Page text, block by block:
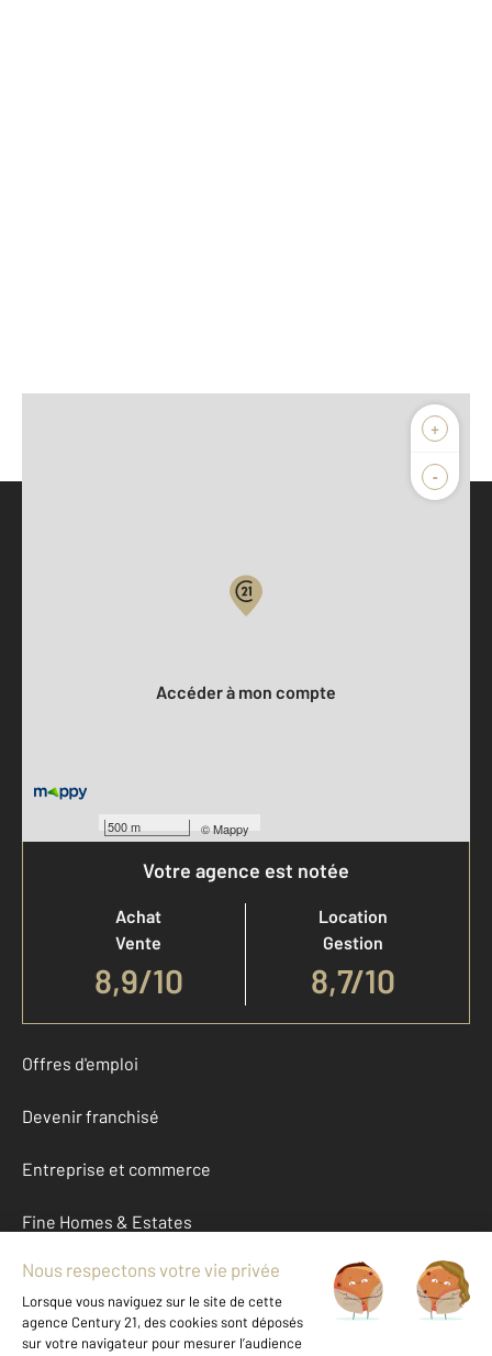
+
-
500 m ©Mappy
Accéder à mon compte
Votre agence est notée
Achat
Vente
8,9/10
Location
Gestion
8,7/10
Offres d'emploi
Devenir franchisé
Entreprise et commerce
Fine Homes & Estates
À propos
International